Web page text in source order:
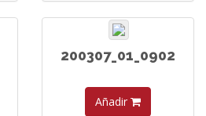
200307_01_0902
Añadir